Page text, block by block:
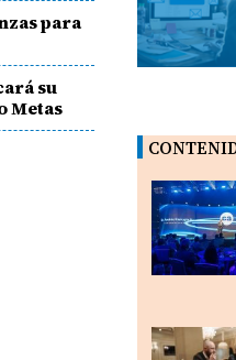
para
su
Metas